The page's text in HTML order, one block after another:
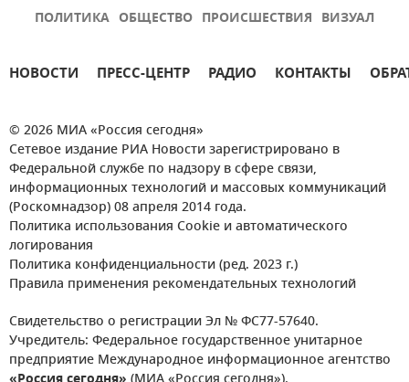
ПОЛИТИКА ОБЩЕСТВО ПРОИСШЕСТВИЯ ВИЗУАЛ
НОВОСТИ ПРЕСС-ЦЕНТР РАДИО КОНТАКТЫ
© 2026 МИА «Россия сегодня»
Сетевое издание РИА Новости зарегистрировано в
Федеральной службе по надзору в сфере связи,
информационных технологий и массовых коммуникаций
(Роскомнадзор) 08 апреля 2014 года.
Политика использования Cookie и автоматического
логирования
Политика конфиденциальности (ред. 2023 г.)
Правила применения рекомендательных технологий
Свидетельство о регистрации Эл № ФС77-57640.
Учредитель: Федеральное государственное унитарное
предприятие Международное информационное агентство